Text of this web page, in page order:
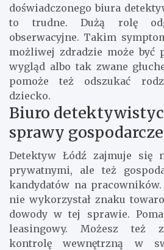
doświadczonego biura
to trudne. Dużą rolę
obserwacyjne. Takim
możliwej zdradzie może być
wygląd albo tak zwane
pomoże też odszukać
dziecko.
Biuro
sprawy gospodarcze
Detektyw Łódź zajmuje się
prywatnymi, ale też
kandydatów na
nie wykorzystał znaku
dowody w tej sprawie.
leasingowy. Możesz też
kontrolę wewnętrzną w